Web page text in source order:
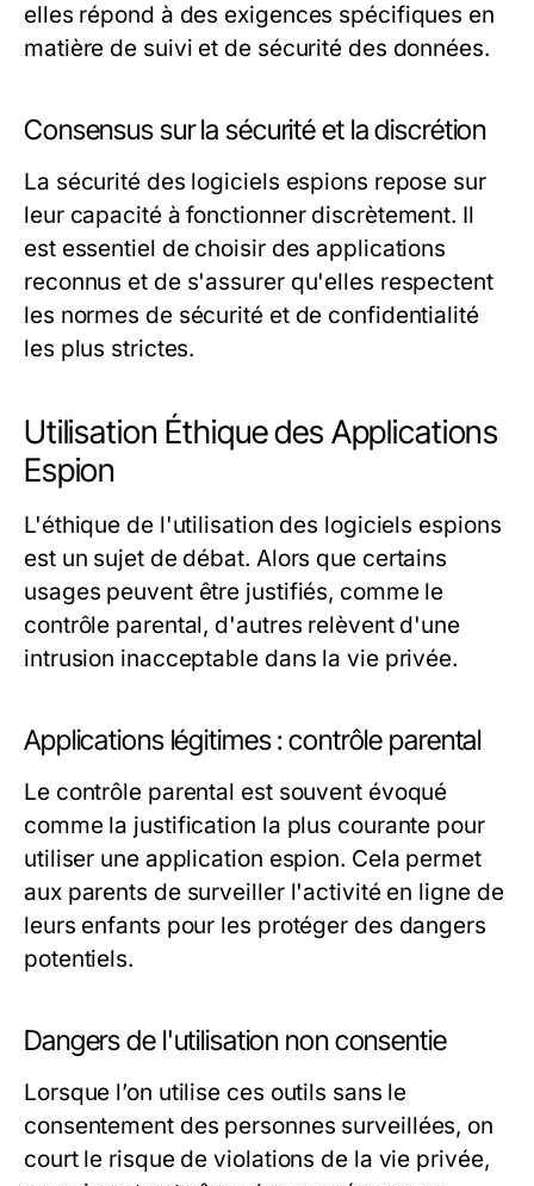
elles répond à des exigences spécifiques en
matière de suivi et de sécurité des données.
Consensus sur la sécurité et la discrétion
La sécurité des logiciels espions repose sur
leur capacité à fonctionner discrètement. Il
est essentiel de choisir des applications
reconnus et de s'assurer qu'elles respectent
les normes de sécurité et de confidentialité
les plus strictes.
Utilisation Éthique des Applications
Espion
L'éthique de l'utilisation des logiciels espions
est un sujet de débat. Alors que certains
usages peuvent être justifiés, comme le
contrôle parental, d'autres relèvent d'une
intrusion inacceptable dans la vie privée.
Applications légitimes : contrôle parental
Le contrôle parental est souvent évoqué
comme la justification la plus courante pour
utiliser une application espion. Cela permet
aux parents de surveiller l'activité en ligne de
leurs enfants pour les protéger des dangers
potentiels.
Dangers de l'utilisation non consentie
Lorsque l’on utilise ces outils sans le
consentement des personnes surveillées, on
court le risque de violations de la vie privée,